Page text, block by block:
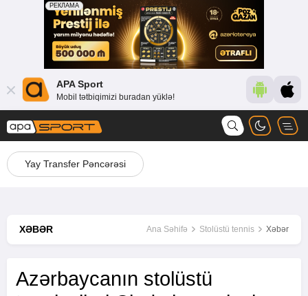
APA Sport
Mobil tətbiqimizi buradan yüklə!
Yay Transfer Pəncərəsi
XƏBƏR Ana Səhifə Stolüstü tennis Xəbər
Azərbaycanın stolüstü